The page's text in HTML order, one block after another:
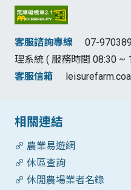
客服諮詢專線
07-
理系統 ( 服務時間 08:30 ~
客服信箱
相關連結
農業易遊網
休區查詢
休閒農場業者名錄